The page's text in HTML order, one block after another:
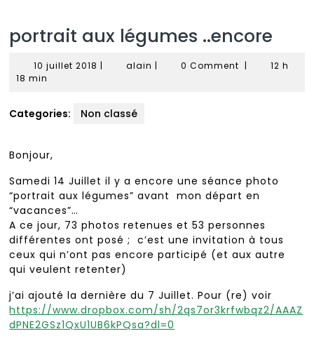
portrait aux légumes ..encore
10 juillet 2018 10| alain alain
| 0 Comment |
12 h
18 min
Categories: Non classé
Bonjour,
Samedi 14 Juillet il y a encore une séance photo
“portrait aux légumes” avant mon départ en
“vacances”…
A ce jour, 73 photos retenues et 53 personnes
différentes ont posé ; c’est une invitation à tous
ceux qui n’ont pas encore participé (et aux autre
qui veulent retenter)
j’ai ajouté la dernière du 7 Juillet. Pour (re) voir
https://www.dropbox.com/sh/2qs7or3krfwbqz2/AAAZ
dPNE2GSz1QxU1UB6kPQsa?dl=0